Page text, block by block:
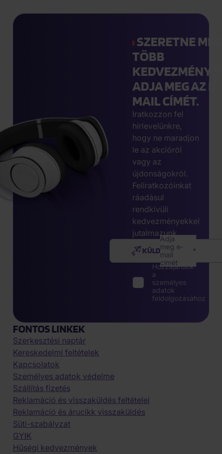
SZERETNE MÉG
TÖBB
ADJA MEG AZ E-
MAIL CÍMÉT.
Iratkozzon fel
hírlevelünkre,
hogy ne maradjon
le az akcióról
vagy az
újdonságokról.
Feliratkozóinkat
ráadásul
rendkívüli
kedvezményekkel
jutalmazunk.
Adja
meg e-
mail
címét
KÜLDÉS
Hozzájárulok
a
személyes
adatok
feldolgozásához
FONTOS LINKEK
Szerkesztési naptár
Kereskedelmi feltételek
Kapcsolatok
Személyes adatok védelme
Szállítás fizetés
Reklamáció és visszaküldés feltételei
Reklamáció és árucikk visszaküldés
Süti-szabályzat
GYIK
Hűségi kedvezmények